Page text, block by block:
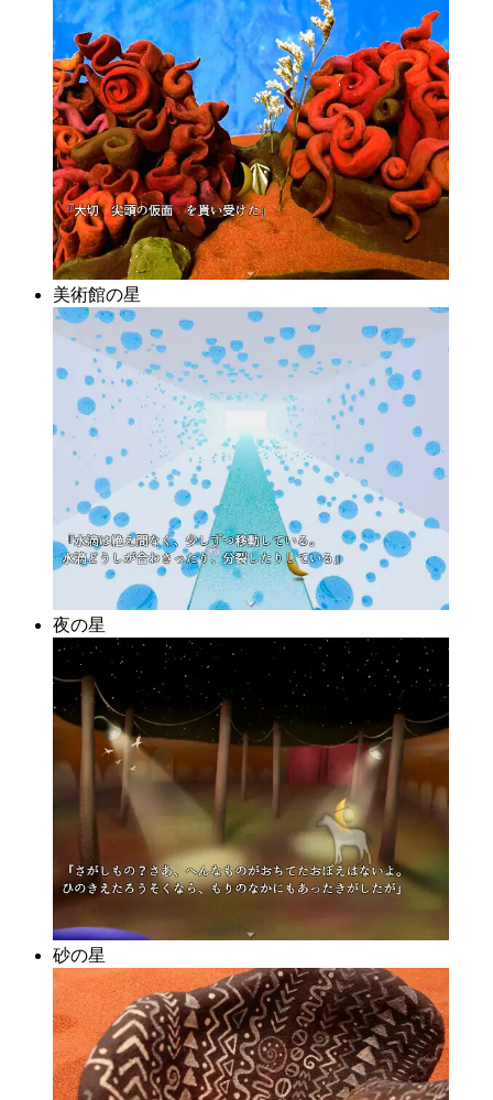
美術館の星
夜の星
砂の星